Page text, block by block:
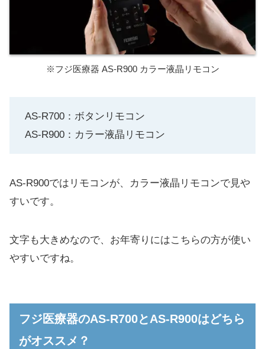
※フジ医療器 AS-R900 カラー液晶リモコン
AS-R700：ボタンリモコン
AS-R900：カラー液晶リモコン
AS-R900ではリモコンが、カラー液晶リモコンで見や
すいです。
文字も大きめなので、お年寄りにはこちらの方が使い
やすいですね。
フジ医療器のAS-R700とAS-R900はどちら
がオススメ？